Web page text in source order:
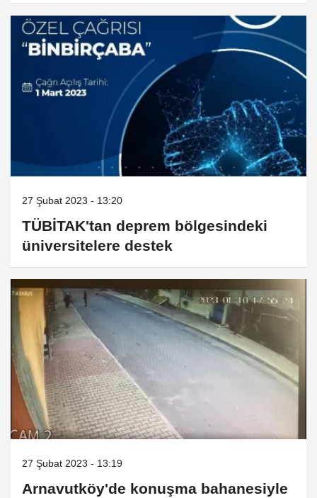
27 Şubat 2023 - 13:20
TÜBİTAK'tan deprem bölgesindeki
üniversitelere destek
27 Şubat 2023 - 13:19
Arnavutköy'de konuşma bahanesiyle